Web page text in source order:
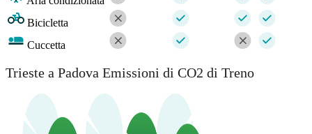
Bicicletta
Cuccetta
Trieste a Padova Emissioni di CO2 di Treno